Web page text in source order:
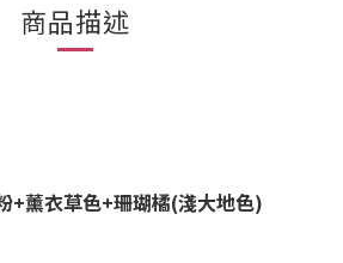
商品描述
+薰衣草色+珊瑚橘(淺大地色)